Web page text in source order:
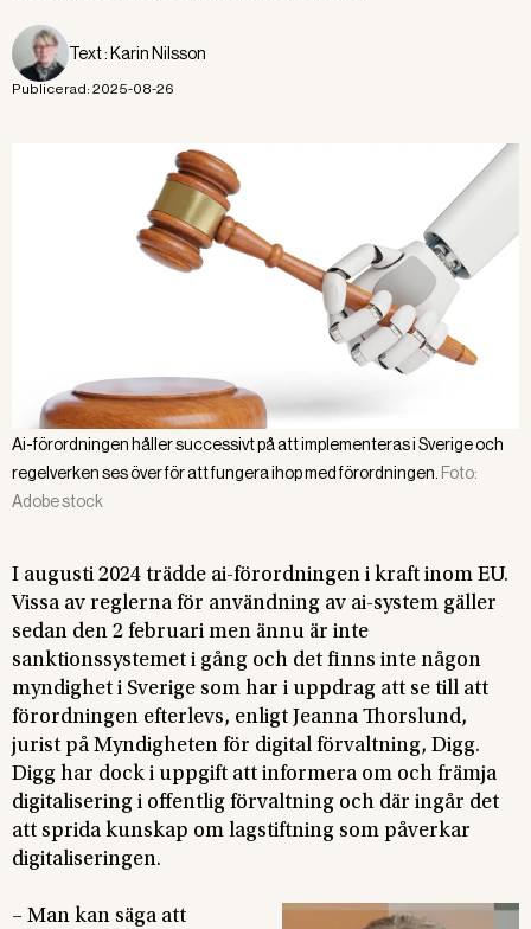
Text : Karin Nilsson
Publicerad: 2025-08-26
Ai-förordningen håller successivt på att implementeras i Sverige och
regelverken ses över för att fungera ihop med förordningen. Foto:
Adobe stock
I augusti 2024 trädde ai-förordningen i kraft inom EU.
Vissa av reglerna för användning av ai-system gäller
sedan den 2 februari men ännu är inte
sanktionssystemet i gång och det finns inte någon
myndighet i Sverige som har i uppdrag att se till att
förordningen efterlevs, enligt Jeanna Thorslund,
jurist på Myndigheten för digital förvaltning, Digg.
Digg har dock i uppgift att informera om och främja
digitalisering i offentlig förvaltning och där ingår det
att sprida kunskap om lagstiftning som påverkar
digitaliseringen.
– Man kan säga att